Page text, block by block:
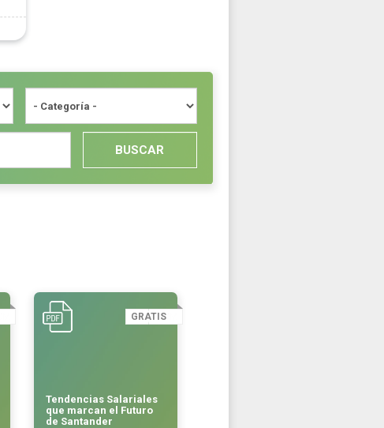
BUSCAR
GRATIS
Tendencias Salariales
que marcan el Futuro
de Santander